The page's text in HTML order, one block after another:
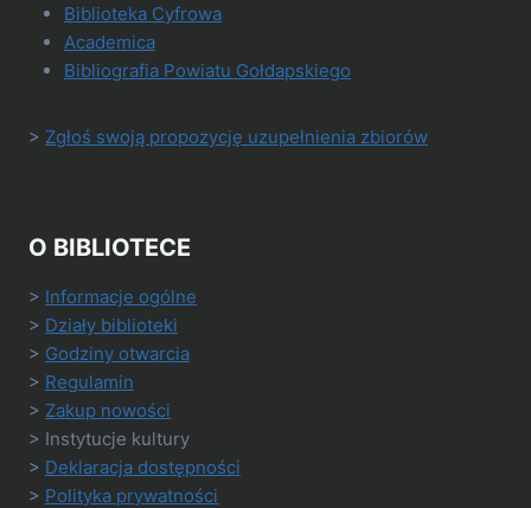
Biblioteka Cyfrowa
Academica
Bibliografia Powiatu Gołdapskiego
> Zgłoś swoją propozycję uzupełnienia zbiorów
O BIBLIOTECE
> Informacje ogólne
> Działy biblioteki
> Godziny otwarcia
> Regulamin
> Zakup nowości
> Instytucje kultury
> Deklaracja dostępności
> Polityka prywatności